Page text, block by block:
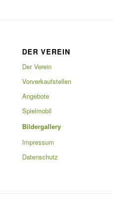
DER VEREIN
Der Verein
Vorverkaufstellen
Angebote
Spielmobil
Bildergallery
Impressum
Datenschutz